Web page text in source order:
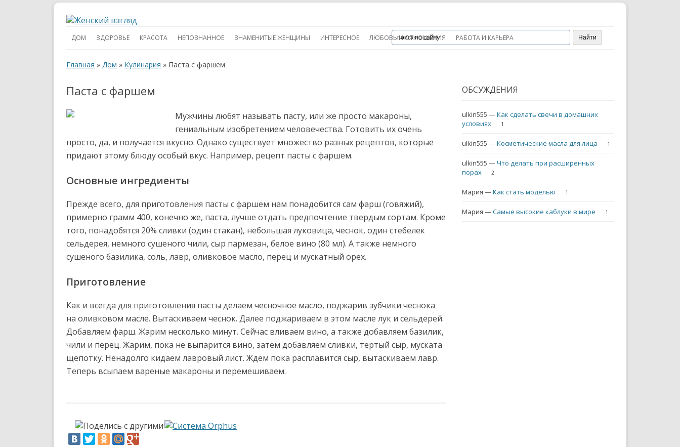
ДОМ ЗДОРОВЬЕ КРАСОТА НЕПОЗНАННОЕ ЗНАМЕНИТЫЕ ЖЕНЩИНЫ ИНТЕРЕСНОЕ ЛЮБОВЬ И ОТНОШЕНИЯ РАБОТА И КАРЬЕРА
Главная » Дом » Кулинария » Паста с фаршем
Паста с фаршем
Мужчины любят называть пасту, или же просто макароны,
гениальным изобретением человечества. Готовить их очень
просто, да, и получается вкусно. Однако существует множество разных рецептов, которые
придают этому блюду особый вкус. Например, рецепт пасты с фаршем.
Основные ингредиенты
Прежде всего, для приготовления пасты с фаршем нам понадобится сам фарш (говяжий),
примерно грамм 400, конечно же, паста, лучше отдать предпочтение твердым сортам. Кроме
того, понадобятся 20% сливки (один стакан), небольшая луковица, чеснок, один стебелек
сельдерея, немного сушеного чили, сыр пармезан, белое вино (80 мл). А также немного
сушеного базилика, соль, лавр, оливковое масло, перец и мускатный орех.
Приготовление
Как и всегда для приготовления пасты делаем чесночное масло, поджарив зубчики чеснока
на оливковом масле. Вытаскиваем чеснок. Далее поджариваем в этом масле лук и сельдерей.
Добавляем фарш. Жарим несколько минут. Сейчас вливаем вино, а также добавляем базилик,
чили и перец. Жарим, пока не выпарится вино, затем добавляем сливки, тертый сыр, муската
щепотку. Ненадолго кидаем лавровый лист. Ждем пока расплавится сыр, вытаскиваем лавр.
Теперь всыпаем вареные макароны и перемешиваем.
ОБСУЖДЕНИЯ
ulkin555 —Как сделать свечи в домашних
условиях
1
ulkin555 —Косметические масла для лица 1
ulkin555 —Что делать при расширенных
порах
2
Мария —Как стать моделью 1
Мария —Самые высокие каблуки в мире 1